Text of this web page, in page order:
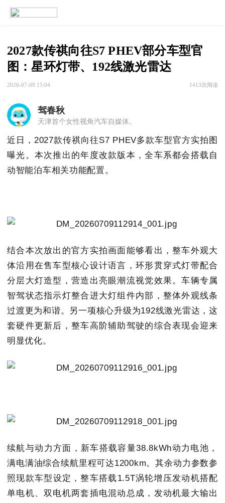
2027款传祺向往S7 PHEV部分车型官
图：星环灯带、192线激光雷达
2026-07-09 15:04 1413次阅读
驾春秋
天津首个女性视角汽车自媒体。
近日，2027款传祺向往S7 PHEV多款车型官方实拍图
曝光。本次推出的年度改款版本，全车系都会搭载自
动智能泊车相关功能配置。
结合本次放出的官方实拍画面能够看出，整车外观大
体沿用在售车型核心设计语言，环形贯穿式灯带配合
分层大灯造型，营造出亮眼潮流视觉效果。车辆专属
智驾状态指示灯整合进大灯组件内部，整体外观线条
过渡更为和谐。另一项核心升级为192线激光雷达，这
套硬件更新后，整车高阶辅助驾驶的综合表现会迎来
明显优化。
续航与动力方面，新车搭载容量38.8kWh动力电池，
满电满油综合续航里程可达1200km。其余动力参数参
照现款车型设定，整车搭载1.5T涡轮增压发动机搭配
单电机、双电机两套插电混动总成，发动机最大输出